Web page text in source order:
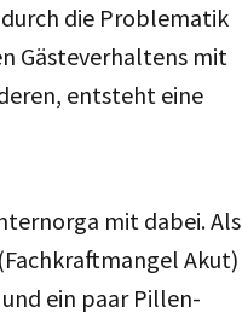
die Problematik
Gästeverhaltens mit
entsteht eine
mit dabei. Als
Akut)
ein paar Pillen-